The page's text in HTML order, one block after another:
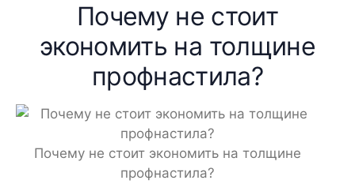
Почему не стоит
экономить на толщине
профнастила?
Почему не стоит экономить на толщине
профнастила?